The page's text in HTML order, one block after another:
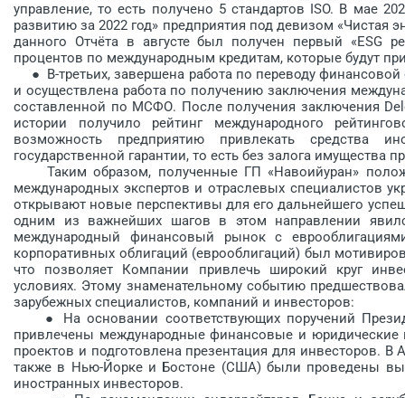
управление, то есть получено 5 стандартов ISO. В мае
развитию за 2022 год» предприятия под девизом «Чистая
данного Отчёта в августе был получен первый «ESG
процентов по международным кредитам, которые будут
● В-третьих, завершена работа по переводу
и осуществлена работа по получению заключения
составленной по МСФО. После получения заключения
истории получило рейтинг международного
возможность предприятию привлекать средства
государственной гарантии, то есть без залога имущества
Таким образом, полученные ГП «Навоийуран»
международных экспертов и отраслевых специалистов
открывают новые перспективы для его дальнейшего
одним из важнейших шагов в этом направлении
международный финансовый рынок с
корпоративных облигаций (еврооблигаций) был
что позволяет Компании привлечь широкий круг
условиях. Этому знаменательному событию
зарубежных специалистов, компаний и инвес­торов:
● На основании соответствующих поручений
привлечены международные финансовые и юридические
проектов и подготовлена презентация для инвесторов.
также в Нью-Йорке и Бостоне (США) были проведены
иностранных инвесторов.